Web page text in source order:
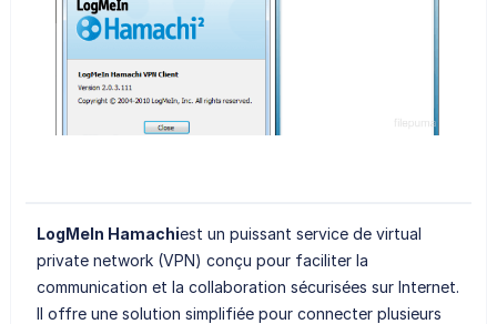
LogMeIn Hamachiest un puissant service de virtual
private network (VPN) conçu pour faciliter la
communication et la collaboration sécurisées sur Internet.
Il offre une solution simplifiée pour connecter plusieurs